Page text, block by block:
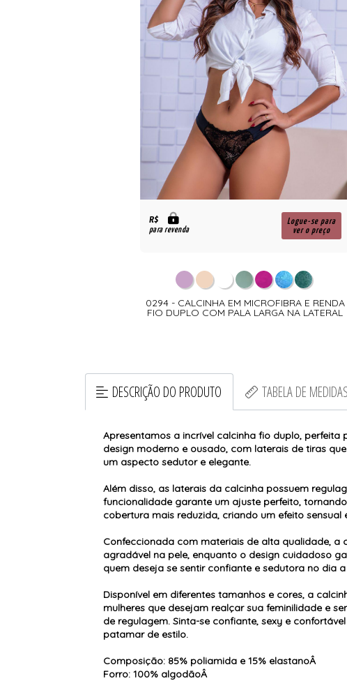
R$
para revenda
Logue-se para
ver o preço
0294 - CALCINHA EM MICROFIBRA E RENDA
FIO DUPLO COM PALA LARGA NA LATERAL
DESCRIÇÃO DO PRODUTO TABELA DE MEDIDAS
Apresentamos a incrível calcinha fio duplo,
design moderno e ousado, com laterais de tiras
um aspecto sedutor e elegante.
Além disso, as laterais da calcinha possuem
funcionalidade garante um ajuste perfeito,
cobertura mais reduzida, criando um efeito
Confeccionada com materiais de alta qualidade, a
agradável na pele, enquanto o design cuidadoso
quem deseja se sentir confiante e sedutora no dia
Disponível em diferentes tamanhos e cores, a
mulheres que desejam realçar sua feminilidade e
de regulagem. Sinta-se confiante, sexy e
patamar de estilo.
Composição: 85% poliamida e 15% elastanoÂ
Forro: 100% algodãoÂ